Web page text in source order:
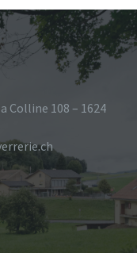
Colline 108 – 1624